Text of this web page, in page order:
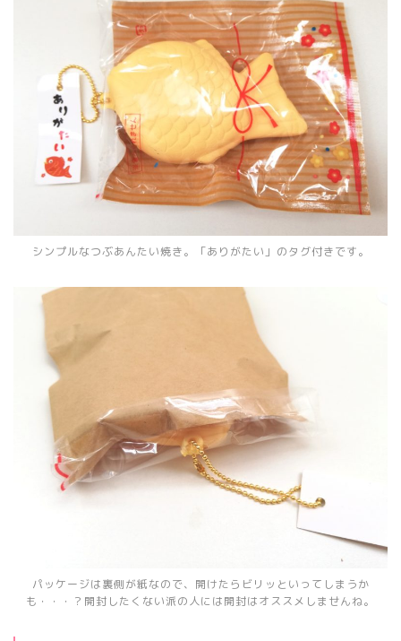
シンプルなつぶあんたい焼き。「ありがたい」のタグ付きです。
パッケージは裏側が紙なので、開けたらビリッといってしまうか
も・・・？開封したくない派の人には開封はオススメしませんね。